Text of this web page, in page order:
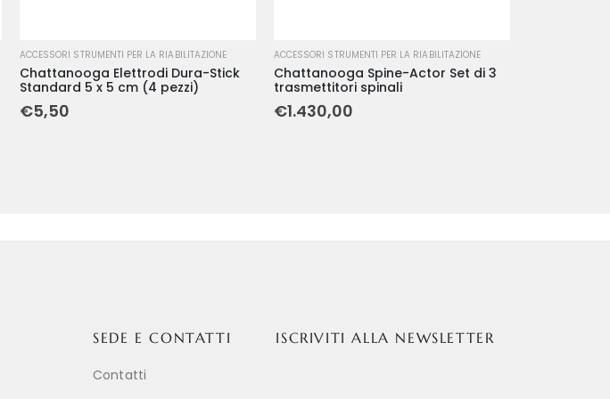
ACCESSORI STRUMENTI PER LA RIABILITAZIONE
Chattanooga Elettrodi Dura-Stick
Standard 5 x 5 cm (4 pezzi)
€5,50
ACCESSORI STRUMENTI PER LA RIABILITAZIONE
Chattanooga Spine-Actor Set di 3
trasmettitori spinali
€1.430,00
SEDE E CONTATTI
Contatti
ISCRIVITI ALLA NEWSLETTER